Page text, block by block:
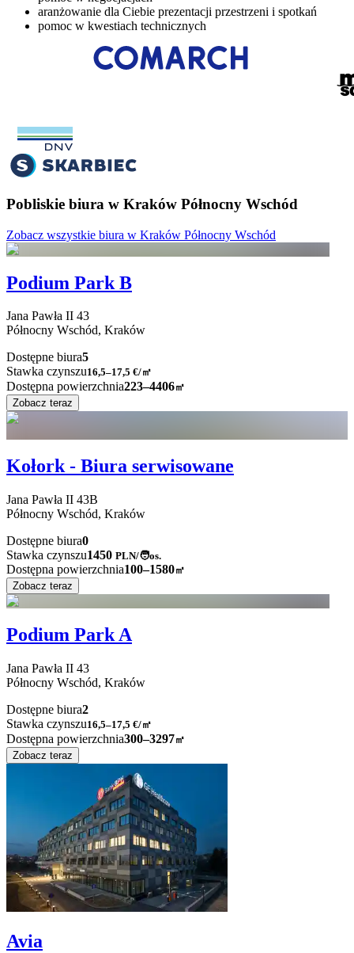
aranżowanie dla Ciebie prezentacji przestrzeni i spotkań
pomoc w kwestiach technicznych
Pobliskie biura w Kraków Północny Wschód
Zobacz wszystkie biura w Kraków Północny Wschód
Podium Park B
Jana Pawła II 43
Północny Wschód, Kraków
Dostępne biura5
Stawka czynszu16,5–17,5 €/㎡
Dostępna powierzchnia223–4406㎡
Zobacz teraz
Kołork - Biura serwisowane
Jana Pawła II 43B
Północny Wschód, Kraków
Dostępne biura0
Stawka czynszu1450 PLN/🧑os.
Dostępna powierzchnia100–1580㎡
Zobacz teraz
Podium Park A
Jana Pawła II 43
Północny Wschód, Kraków
Dostępne biura2
Stawka czynszu16,5–17,5 €/㎡
Dostępna powierzchnia300–3297㎡
Zobacz teraz
Avia